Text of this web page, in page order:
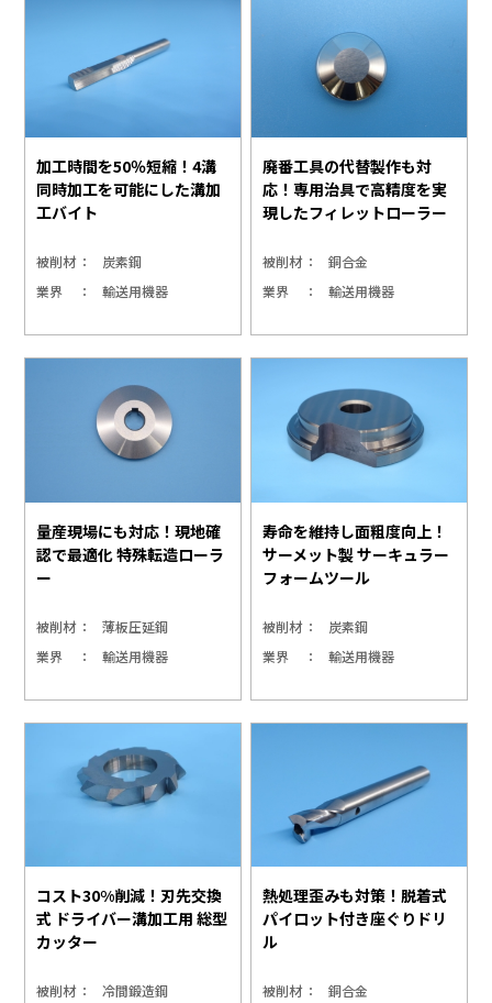
加工時間を50％短縮！4溝
同時加工を可能にした溝加
工バイト
被削材
炭素鋼
業界
輸送用機器
廃番工具の代替製作も対
応！専用治具で高精度を実
現したフィレットローラー
被削材
銅合金
業界
輸送用機器
量産現場にも対応！現地確
認で最適化 特殊転造ローラ
ー
被削材
薄板圧延鋼
業界
輸送用機器
寿命を維持し面粗度向上！
サーメット製 サーキュラー
フォームツール
被削材
炭素鋼
業界
輸送用機器
コスト30%削減！刃先交換
式 ドライバー溝加工用 総型
カッター
被削材
冷間鍛造鋼
熱処理歪みも対策！脱着式
パイロット付き座ぐりドリ
ル
被削材
銅合金